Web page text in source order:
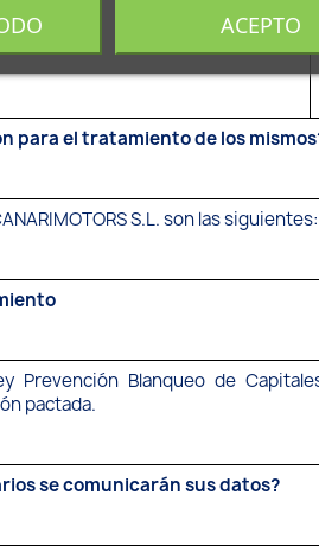
para el tratamiento de los
S.L. son las siguientes:
Prevención Blanqueo de
pactada.
se comunicarán sus datos?
ACEPTO